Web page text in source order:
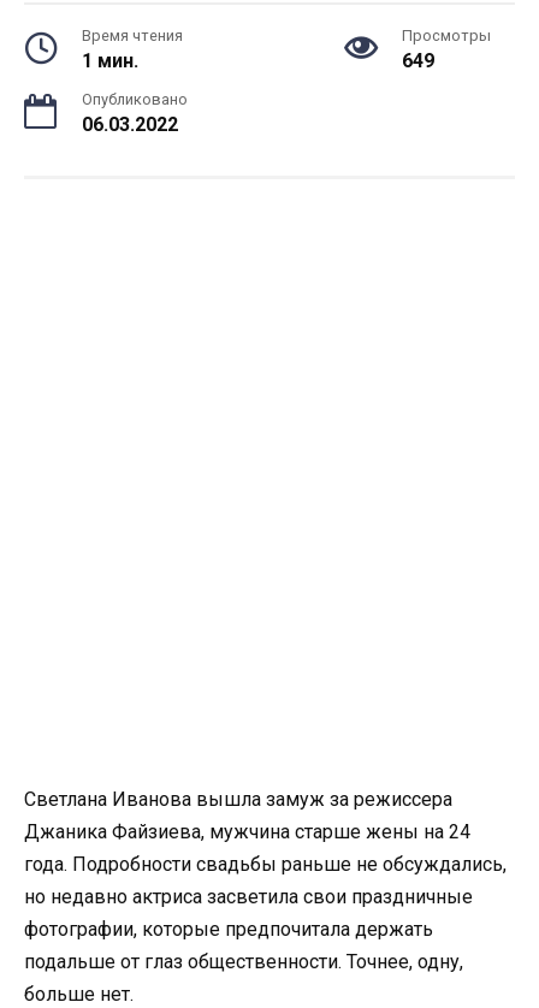
Время чтения
1 мин.
Просмотры
649
Опубликовано
06.03.2022
Светлана Иванова вышла замуж за режиссера
Джаника Файзиева, мужчина старше жены на 24
года. Подробности свадьбы раньше не обсуждались,
но недавно актриса засветила свои праздничные
фотографии, которые предпочитала держать
подальше от глаз общественности. Точнее, одну,
больше нет.